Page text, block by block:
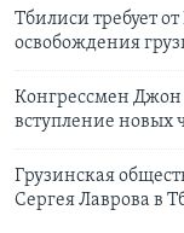
Тбилиси требует
освобождения
Конгрессмен
вступление новых
Грузинская
Сергея Лаврова в